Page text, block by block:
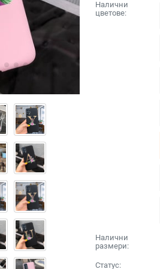
Налични
цветове:
Налични
размери:
Статус: